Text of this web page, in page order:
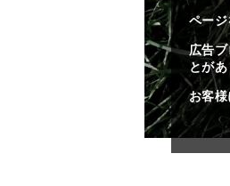
ページ
広告
とがあ
お客様